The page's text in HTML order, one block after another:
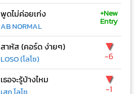
พูดไม่ค่อยเก่ง
AB NORMAL
+New
Entry
สาหัส (คอร์ด ง่ายๆ)
LOSO (โลโซ)
▼
-6
เธอจะรู้บ้างไหม ▼
-1